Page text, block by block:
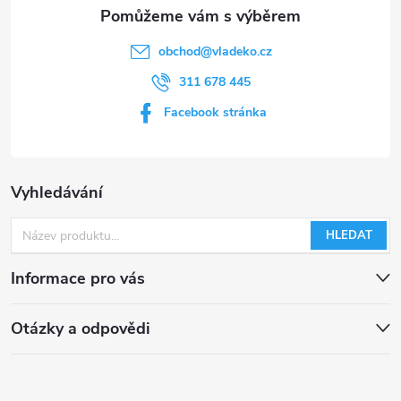
Vyhledávání
HLEDAT
Informace pro vás
Otázky a odpovědi
obchod@vladeko.cz
311 678 445
Facebook stránka